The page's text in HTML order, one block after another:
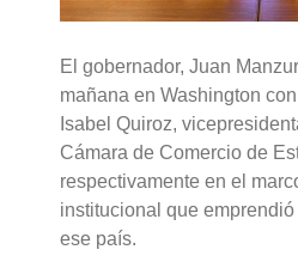
El gobernador, Juan
mañana en Washington
Isabel Quiroz,
Cámara de Comercio de
respectivamente en el
institucional que
ese país.